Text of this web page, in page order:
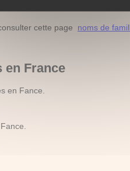
cette page noms de
en France
en Fance.